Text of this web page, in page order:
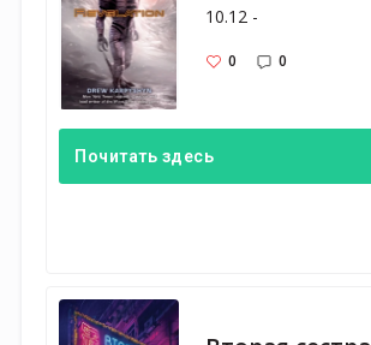
10.12 -
0 0
Почитать здесь